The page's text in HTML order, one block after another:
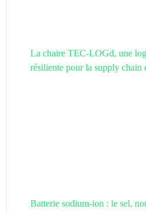
La chaire TEC-LOGd, une
résiliente pour la supply chain
Batterie sodium-ion : le sel,